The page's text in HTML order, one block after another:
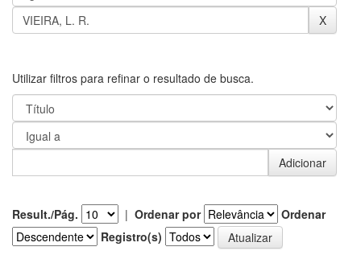
Utilizar filtros para refinar o resultado de busca.
Result./Pág. | Ordenar por
Ordenar
Registro(s)